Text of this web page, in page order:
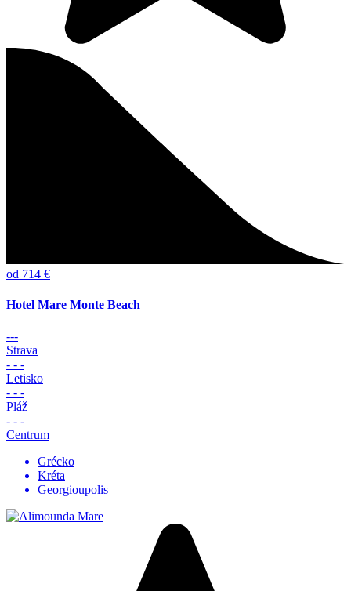
od 714 €
Hotel Mare Monte Beach
---
Strava
- - -
Letisko
- - -
Pláž
- - -
Centrum
Grécko
Kréta
Georgioupolis